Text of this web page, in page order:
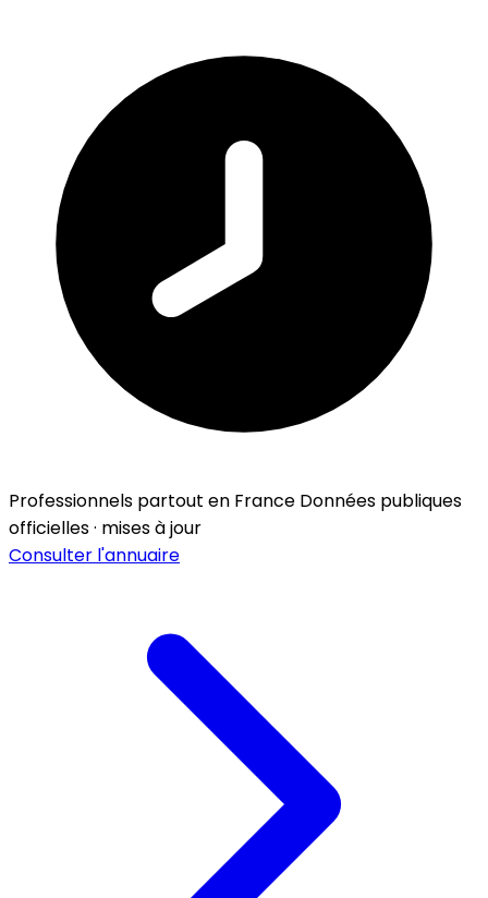
Professionnels partout en France Données publiques
officielles · mises à jour
Consulter l'annuaire